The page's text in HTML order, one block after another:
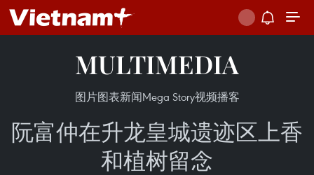
MULTIMEDIA
图片图表新闻Mega Story视频播客
阮富仲在升龙皇城遗迹区上香
和植树留念